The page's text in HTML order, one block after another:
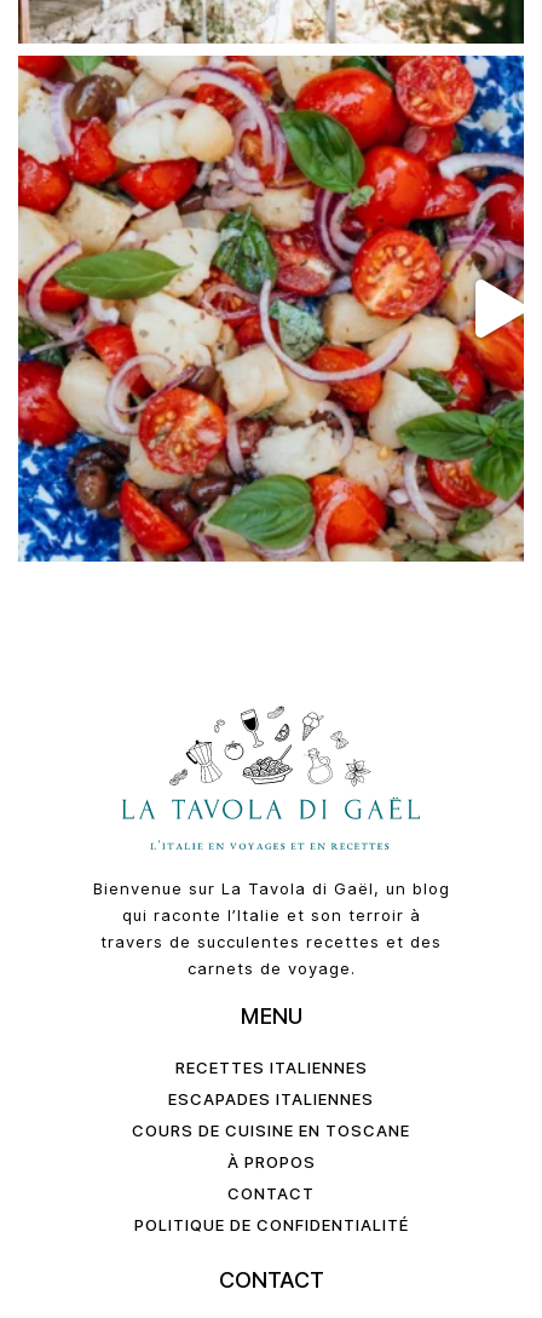
Bienvenue sur La Tavola di Gaël, un blog
qui raconte l’Italie et son terroir à
travers de succulentes recettes et des
carnets de voyage.
MENU
RECETTES ITALIENNES
ESCAPADES ITALIENNES
COURS DE CUISINE EN TOSCANE
À PROPOS
CONTACT
POLITIQUE DE CONFIDENTIALITÉ
CONTACT